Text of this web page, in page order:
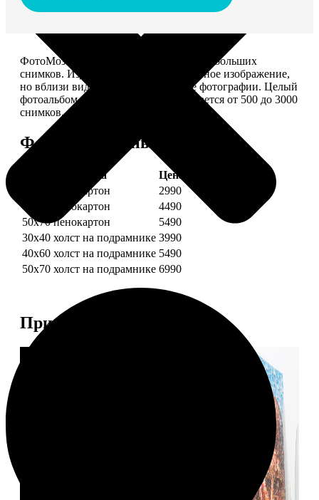
ФотоМозаика – это картина из сотен небольших
снимков. Издалека смотрится как единое изображение,
но вблизи видно, что это отдельные фотографии. Целый
фотоальбом в одной картине: помещается от 500 до 3000
снимков.
Форматы и цены
Услуга
Цена, руб.
30х40 пенокартон
2990
40х60 пенокартон
4490
50х70 пенокартон
5490
30х40 холст на подрамнике 3990
40х60 холст на подрамнике 5490
50х70 холст на подрамнике 6990
Примеры работ